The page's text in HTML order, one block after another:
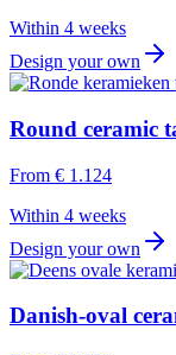
Within 4 weeks
Design your own
Round ceramic
From € 1.124
Within 4 weeks
Design your own
Danish-oval